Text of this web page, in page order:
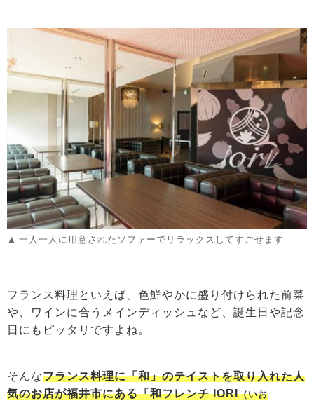
一人一人に用意されたソファーでリラックスしてすごせます
フランス料理といえば、色鮮やかに盛り付けられた前菜
や、ワインに合うメインディッシュなど、誕生日や記念
日にもピッタリですよね。
そんなフランス料理に「和」のテイストを取り入れた人
気のお店が福井市にある「和フレンチ IORI（いお